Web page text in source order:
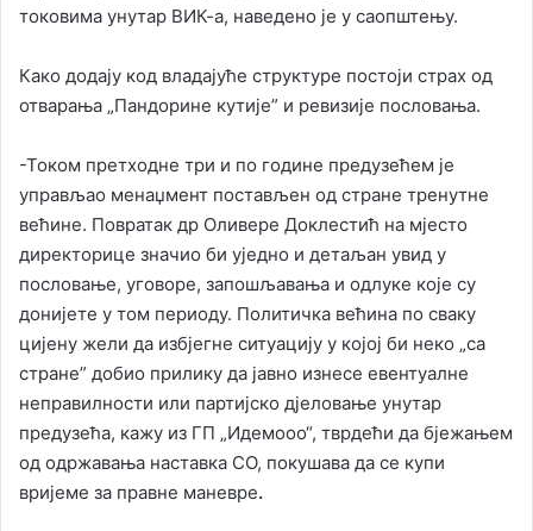
токовима унутар ВИК-а, наведено је у саопштењу.
Како додају код владајуће структуре постоји страх од
отварања „Пандорине кутије” и ревизије пословања.
-Током претходне три и по године предузећем је
управљао менаџмент постављен од стране тренутне
већине. Повратак др Оливере Доклестић на мјесто
директорице значио би уједно и детаљан увид у
пословање, уговоре, запошљавања и одлуке које су
донијете у том периоду. Политичка већина по сваку
цијену жели да избјегне ситуацију у којој би неко „са
стране” добио прилику да јавно изнесе евентуалне
неправилности или партијско дјеловање унутар
предузећа, кажу из ГП „Идемооо“, тврдећи да бјежањем
од одржавања наставка СО, покушава да се купи
вријеме за правне маневре.